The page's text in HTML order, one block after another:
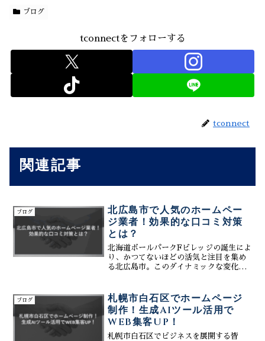
ブログ
tconnectをフォローする
tconnect
関連記事
ブログ
北広島市で人気のホームペー
ジ業者！効果的な口コミ対策
とは？
北海道ボールパークFビレッジの誕生によ
り、かつてないほどの活気と注目を集め
る北広島市。このダイナミックな変化の
れる、地域で『人気』の会社・お店にな
りたい！」「そのために...
ブログ
札幌市白石区でホームページ
制作！生成AIツール活用で
WEB集客UP！
札幌市白石区でビジネスを展開する皆